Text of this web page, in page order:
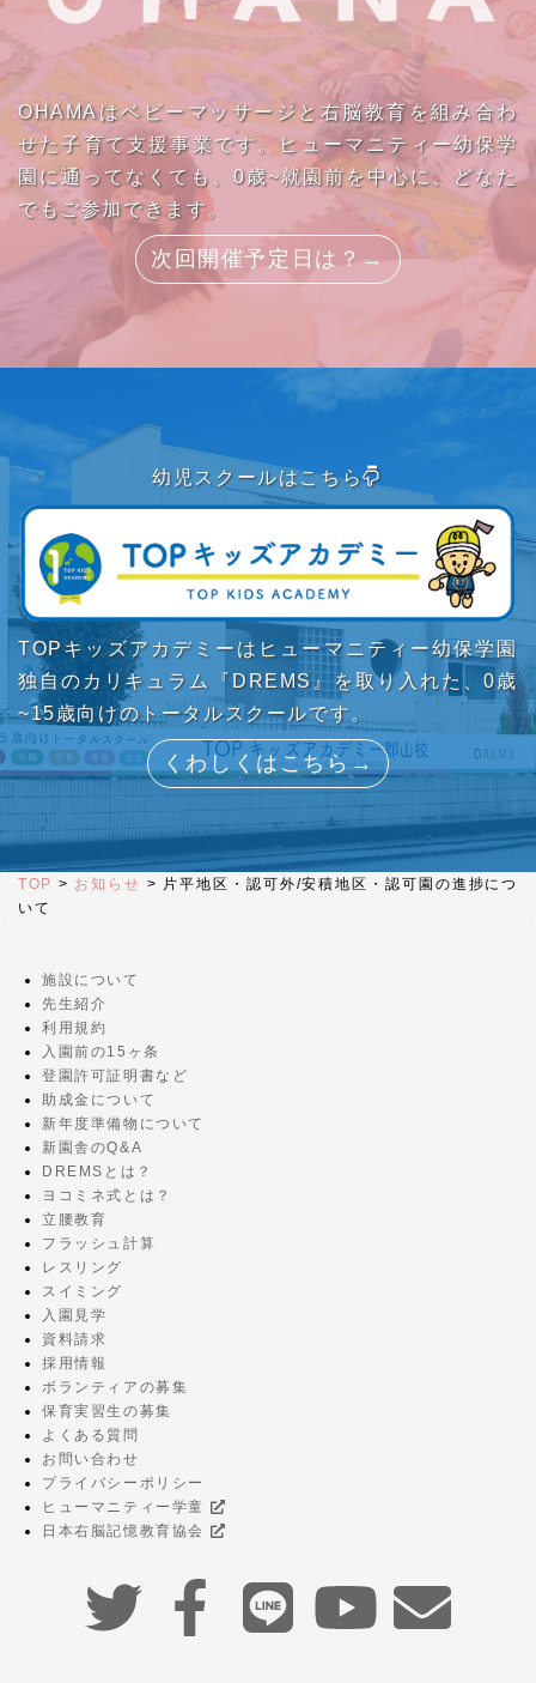
OHAMAはベビーマッサージと右脳教育を組み合わ
せた子育て支援事業です。ヒューマニティー幼保学
園に通ってなくても、0歳~就園前を中心に、どなた
でもご参加できます。
次回開催予定日は？→
幼児スクールはこちら
TOPキッズアカデミーはヒューマニティー幼保学園
独自のカリキュラム『DREMS』を取り入れた、0歳
~15歳向けのトータルスクールです。
くわしくはこちら→
TOP > お知らせ > 片平地区・認可外/安積地区・認可園の進捗につ
いて
施設について
先生紹介
利用規約
入園前の15ヶ条
登園許可証明書など
助成金について
新年度準備物について
新園舎のQ&A
DREMSとは？
ヨコミネ式とは？
立腰教育
フラッシュ計算
レスリング
スイミング
入園見学
資料請求
採用情報
ボランティアの募集
保育実習生の募集
よくある質問
お問い合わせ
プライバシーポリシー
ヒューマニティー学童
日本右脳記憶教育協会